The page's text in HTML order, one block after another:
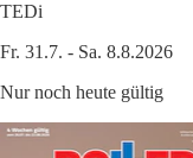
TEDi
Fr. 31.7. - Sa. 8.8.2026
Nur noch heute gültig